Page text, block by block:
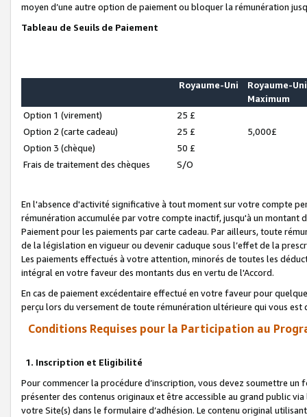
moyen d’une autre option de paiement ou bloquer la rémunération
Tableau de Seuils de Paiement
Royaume-Uni
Royaume-Uni
Maximum
Option 1 (virement)
25 £
Option 2 (carte cadeau)
25 £
5,000£
Option 3 (chèque)
50 £
Frais de traitement des chèques
S/O
En l'absence d'activité significative à tout moment sur votre compte
rémunération accumulée par votre compte inactif, jusqu'à un montant
Paiement pour les paiements par carte cadeau. Par ailleurs, toute
de la législation en vigueur ou devenir caduque sous l’effet de la
Les paiements effectués à votre attention, minorés de toutes les
intégral en votre faveur des montants dus en vertu de l'Accord.
En cas de paiement excédentaire effectué en votre faveur pour
perçu lors du versement de toute rémunération ultérieure qui vous est
Conditions Requises pour la Participation au
1. Inscription et Eligibilité
Pour commencer la procédure d’inscription, vous devez soumettre
présenter des contenus originaux et être accessible au grand public
votre Site(s) dans le formulaire d’adhésion. Le contenu original